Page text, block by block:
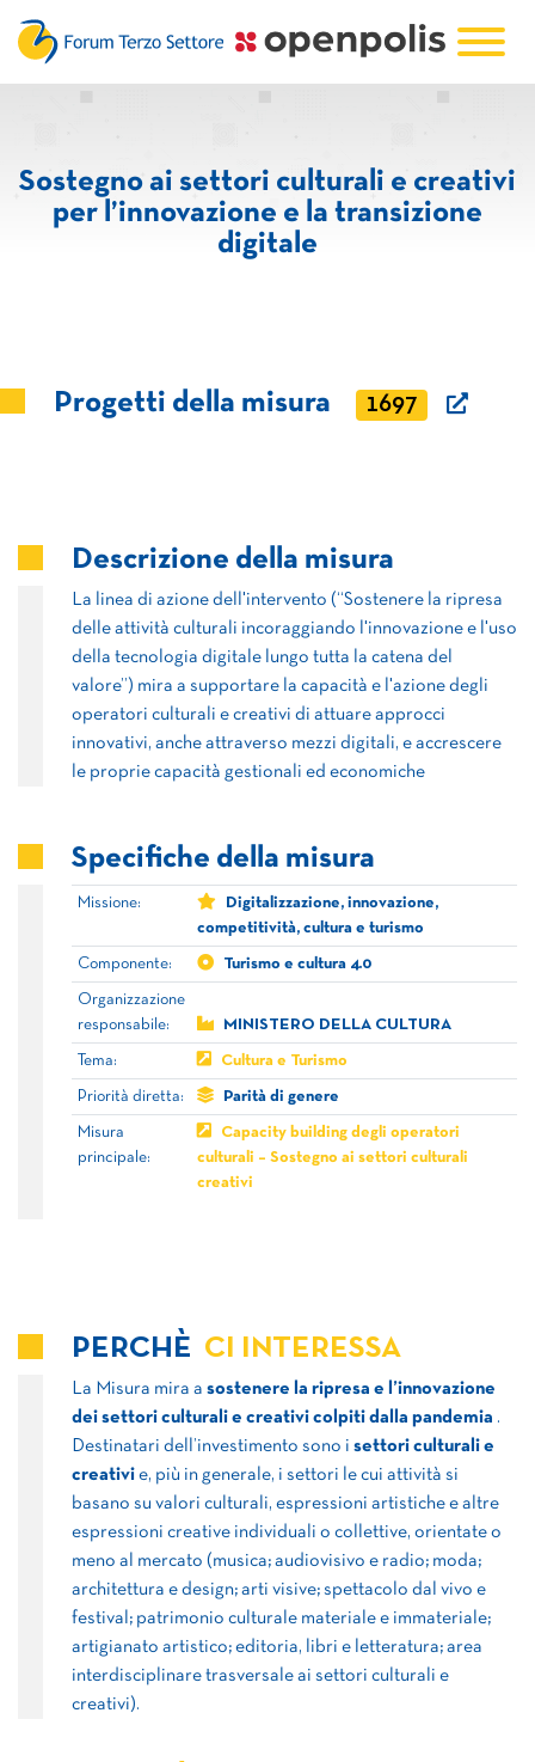
Sostegno ai settori culturali e creativi
per l’innovazione e la transizione
digitale
Progetti della misura 1697
Descrizione della misura
La linea di azione dell'intervento (“Sostenere la ripresa
delle attività culturali incoraggiando l'innovazione e l'uso
della tecnologia digitale lungo tutta la catena del
valore”) mira a supportare la capacità e l'azione degli
operatori culturali e creativi di attuare approcci
innovativi, anche attraverso mezzi digitali, e accrescere
le proprie capacità gestionali ed economiche
Specifiche della misura
Missione:
Digitalizzazione, innovazione,
competitività, cultura e turismo
Componente: Turismo e cultura 4.0
Organizzazione
responsabile:
MINISTERO DELLA CULTURA
Tema: Cultura e Turismo
Priorità diretta: Parità di genere
Misura
principale:
Capacity building degli operatori
culturali – Sostegno ai settori culturali
creativi
PERCHÈ CI INTERESSA
La Misura mira a sostenere la ripresa e l’innovazione
dei settori culturali e creativi colpiti dalla pandemia .
Destinatari dell’investimento sono i settori culturali e
creativi e, più in generale, i settori le cui attività si
basano su valori culturali, espressioni artistiche e altre
espressioni creative individuali o collettive, orientate o
meno al mercato (musica; audiovisivo e radio; moda;
architettura e design; arti visive; spettacolo dal vivo e
festival; patrimonio culturale materiale e immateriale;
artigianato artistico; editoria, libri e letteratura; area
interdisciplinare trasversale ai settori culturali e
creativi).